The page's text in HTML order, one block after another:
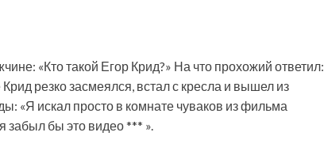
«Кто такой Егор Крид?» На что прохожий ответил:
резко засмеялся, встал с кресла и вышел из
«Я искал просто в комнате чуваков из фильма
забыл бы это видео *** ».